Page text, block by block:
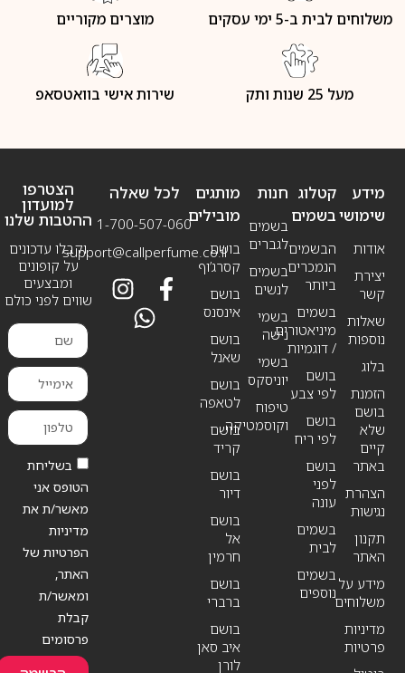
משלוחים לבית ב-5 ימי עסקים מוצרים מקוריים
מעל 25 שנות ותק שירות אישי בוואטסאפ
מידע
שימושי
אודות
יצירת
קשר
שאלות
נוספות
בלוג
הזמנת
בושם
שלא
קיים
באתר
הצהרת
נגישות
תקנון
האתר
מידע על
משלוחים
מדיניות
פרטיות
חנות
בשמים
לגברים
בשמים
לנשים
בשמי
נישה
בשמי
יוניסקס
טיפוח
וקוסמטיקה
קטלוג
בשמים
הבשמים
הנמכרים
ביותר
בשמים
מיניאטורים
/ דוגמיות
בושם
לפי צבע
בושם
לפי ריח
בושם
לפני
עונה
בשמים
לבית
בשמים
נוספים
מותגים
מובילים
בושם
קסרג’וף
בושם
אינסנס
בושם
שאנל
בושם
לטאפה
בושם
קריד
בושם
דיור
בושם
אל
חרמין
בושם
ברברי
בושם
איב סאן
לורן
לכל שאלה
1-700-507-060
support@callperfume.co.il
הצטרפו
למועדון
ההטבות שלנו
וקבלו עדכונים
על קופונים
ומבצעים
שווים לפני כולם
בשליחת
הטופס אני
מאשר/ת את
מדיניות
הפרטיות של
האתר,
ומאשר/ת
קבלת
פרסומים